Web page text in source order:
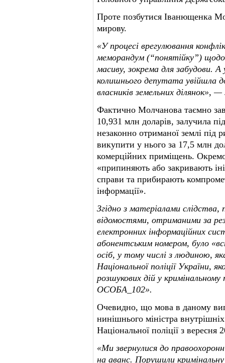
Проте позбутися Іванющенка
мирову.
«У процесі врегулювання
меморандум (“понятійку”) щодо
масиву, зокрема для забудови. А
колишнього депутата увійшла
власників земельних ділянок»,
Фактично Молчанова таємно
10,931 млн доларів, залучила
незаконно отриманої землі під
викупити у нього за 17,5 млн
комерційних приміщень.
«припиняють або закривають
справи та прибирають
інформації».
Згідно з матеріалами
відомостями, отриманими за
електронних інформаційних
абонентським номером, було
осіб, у тому числі з людиною,
Національної поліції України,
розшукових дій у
ОСОБА_102».
Очевидно, що мова в даному
нинішнього міністра
Національної поліції з вересня
«Ми звернулися до
на аванс. Порушили кримінальну